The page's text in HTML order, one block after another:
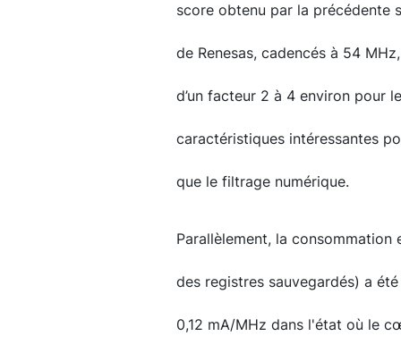
score obtenu par la précédente
de Renesas, cadencés à 54
d’un facteur 2 à 4 environ pour
caractéristiques intéressantes
que le filtrage numérique.
Parallèlement, la
des registres sauvegardés) a
0,12 mA/MHz dans l'état où le